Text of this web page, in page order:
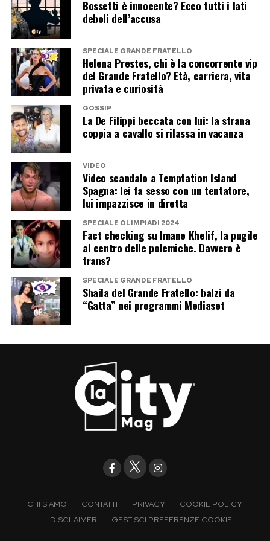
Fino ad allora, il racconto di Simona Giordano
resta uno degli elementi che continuano ad
alimentare il gossip intorno a Danilo D’Angelo e
Francesca Coppola. Una storia ancora priva di
una versione condivisa da tutti i protagonisti e
che potrebbe riservare nuovi colpi di scena nelle
prossime settimane.
Post Views: 196
Bossetti è innocente? Ecco tutti i lati
deboli dell’accusa
SPECIALE GRANDE FRATELLO
Helena Prestes, chi è la concorrente vip
del Grande Fratello? Età, carriera, vita
privata e curiosità
GOSSIP
La De Filippi beccata con lui: la strana
coppia a cavallo si rilassa in vacanza
VIDEO
Video scandalo a Temptation Island
Spagna: lei fa sesso con un tentatore,
lui impazzisce in diretta
SPECIALE OLIMPIADI 2024
Fact checking su Imane Khelif, la pugile
al centro delle polemiche. Davvero è
trans?
SPECIALE GRANDE FRATELLO
Shaila del Grande Fratello: balzi da
“Gatta” nei programmi Mediaset
CHI SIAMO CONTATTI PRIVACY
COOKIE POLICY
DISCLAIMER
GESTISCI PREFERENZE COOKIE